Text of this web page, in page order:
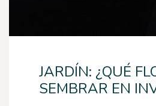
JARDÍN: ¿QUÉ
SEMBRAR EN